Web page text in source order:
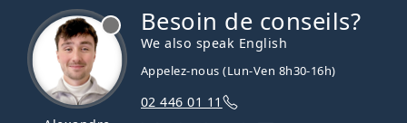
Besoin de conseils?
We also speak English
Appelez-nous (Lun-Ven 8h30-16h)
02 446 01 11